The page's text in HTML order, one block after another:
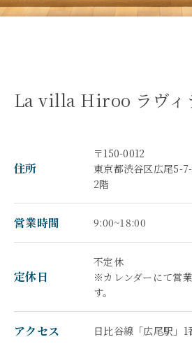
La villa Hiroo ラヴィ
住所
〒150-0012
東京都渋谷区広尾5-
2階
営業時間 9:00~18:00
定休日
不定休
※カレンダーにて営
す。
アクセス 日比谷線「広尾駅」